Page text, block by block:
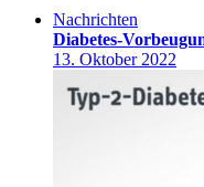
Nachrichten
Diabetes-
13. Oktober 2022